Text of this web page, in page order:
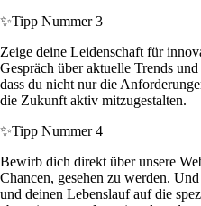
✨Tipp Nummer 3
Zeige deine Leidenschaft für
Gespräch über aktuelle Trends
dass du nicht nur die
die Zukunft aktiv mitzugestalten.
✨Tipp Nummer 4
Bewirb dich direkt über unsere
Chancen, gesehen zu werden.
und deinen Lebenslauf auf die